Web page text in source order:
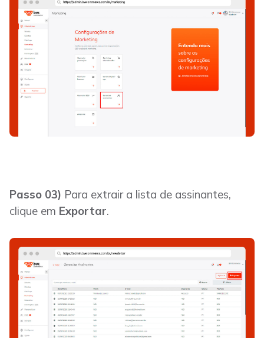
Passo 03) Para extrair a lista de assinantes,
clique em Exportar.